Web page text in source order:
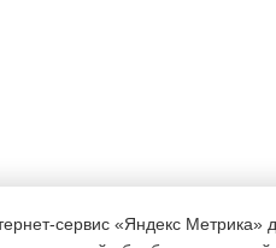
сервис «Яндекс Метрика»